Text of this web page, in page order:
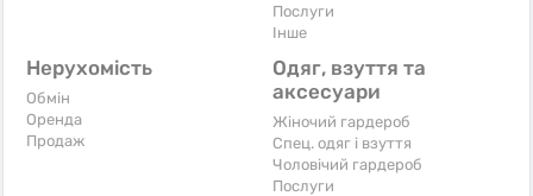
Послуги
Iнше
Нерухомість
Обмін
Оренда
Продаж
Одяг, взуття та
аксесуари
Жіночий гардероб
Спец. одяг і взуття
Чоловічий гардероб
Послуги